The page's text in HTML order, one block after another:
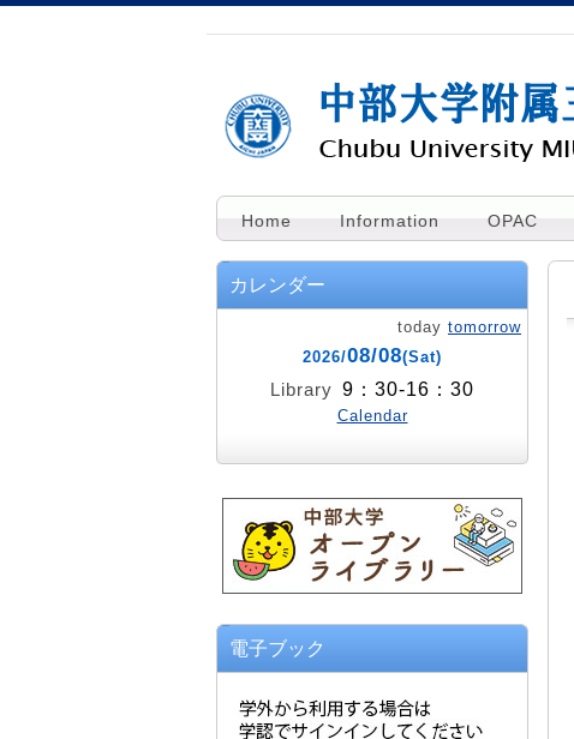
Home Information OPAC
カレンダー
today tomorrow
2026/08/08(Sat)
Library 9：30-16：30
Calendar
電子ブック